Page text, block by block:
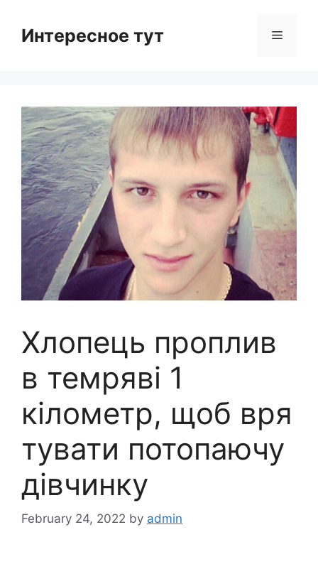
contentИнтересное тут Menu
Хлопець проплив
в темряві 1
кілометр, щоб вря
тувати потопаючу
дівчинку
February 24, 2022 by admin